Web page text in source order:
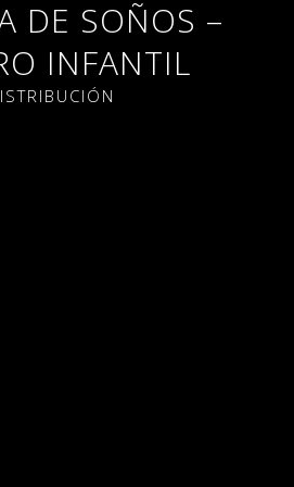
DE SOÑOS –
INFANTIL